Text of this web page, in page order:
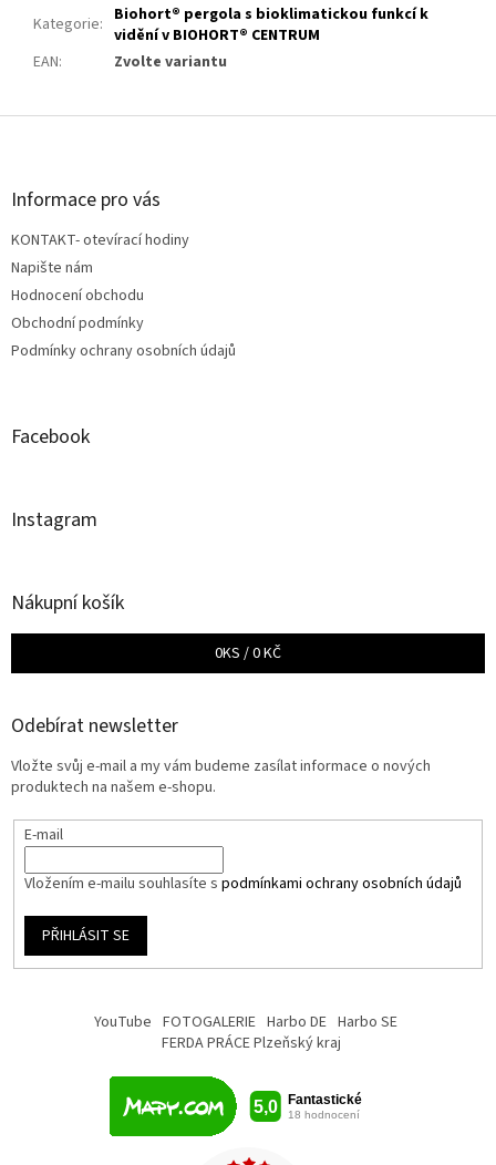
Kategorie: Biohort® pergola s bioklimatickou funkcí k
vidění v BIOHORT® CENTRUM
EAN: Zvolte variantu
Z
Informace pro vás
KONTAKT- otevírací hodiny
Napište nám
Hodnocení obchodu
Obchodní podmínky
Podmínky ochrany osobních údajů
Facebook
Instagram
Nákupní košík
0KS /0 KČ
Odebírat newsletter
Vložte svůj e-mail a my vám budeme zasílat informace o nových
produktech na našem e-shopu.
E-mail
Vložením e-mailu souhlasíte s podmínkami ochrany osobních údajů
PŘIHLÁSIT SE
YouTube FOTOGALERIE Harbo DE Harbo SE
FERDA PRÁCE Plzeňský kraj